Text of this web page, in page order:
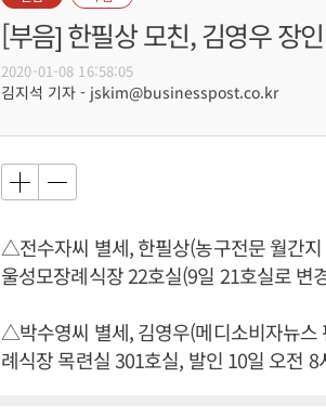
[부음] 한필상 모친, 김영우 장인
2020-01-08 16:58:05
김지석 기자 - jskim@businesspost.co.kr
△전수자씨 별세, 한필상(농구전문 월간
울성모장례식장 22호실(9일 21호실로 변
△박수영씨 별세, 김영우(메디소비자뉴스
례식장 목련실 301호실, 발인 10일 오전